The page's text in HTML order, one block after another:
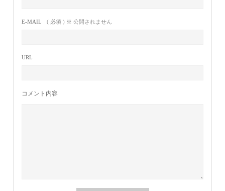
E-MAIL ( 必須 ) ※ 公開されません
URL
コメント内容